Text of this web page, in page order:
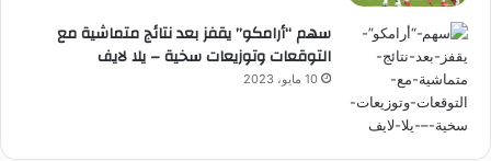
سهم “أرامكو” يقفز بعد نتائج متماشية مع
التوقعات وتوزيعات سخية – يلا لايف
10 مايو، 2023